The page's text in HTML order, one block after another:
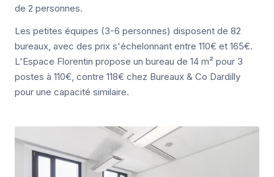
de 2 personnes.
Les petites équipes (3-6 personnes) disposent de 82
bureaux, avec des prix s'échelonnant entre 110€ et 165€.
L'Espace Florentin propose un bureau de 14 m² pour 3
postes à 110€, contre 118€ chez Bureaux & Co Dardilly
pour une capacité similaire.